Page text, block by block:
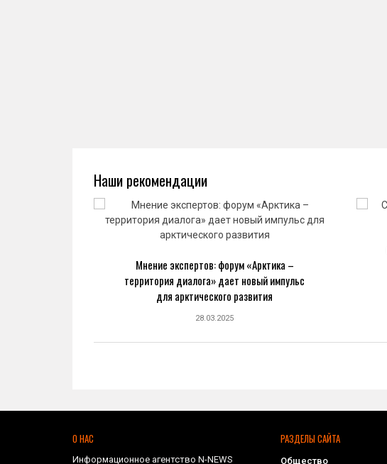
Наши рекомендации
Мнение экспертов: форум «Арктика –
территория диалога» дает новый импульс
для арктического развития
28.03.2025
О НАС
Информационное агентство N-NEWS
РАЗДЕЛЫ САЙТА
Общество